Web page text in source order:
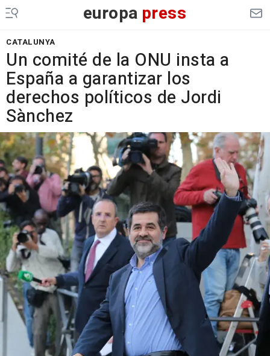
europa press
CATALUNYA
Un comité de la ONU insta a
España a garantizar los
derechos políticos de Jordi
Sànchez